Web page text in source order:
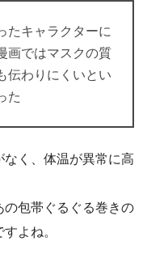
たキャラクターに
画ではマスクの質
伝わりにくいとい
た
く、体温が異常に高
包帯ぐるぐる巻きの
よね。